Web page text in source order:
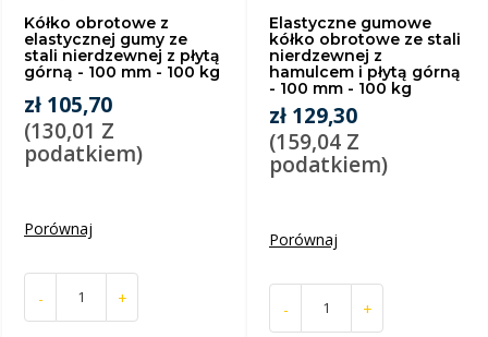
Kółko obrotowe z
elastycznej gumy ze
stali nierdzewnej z płytą
górną - 100 mm - 100 kg
zł 105,70
(130,01 Z
podatkiem)
Porównaj
- +
Elastyczne gumowe
kółko obrotowe ze stali
nierdzewnej z
hamulcem i płytą górną
- 100 mm - 100 kg
zł 129,30
(159,04 Z
podatkiem)
Porównaj
- +